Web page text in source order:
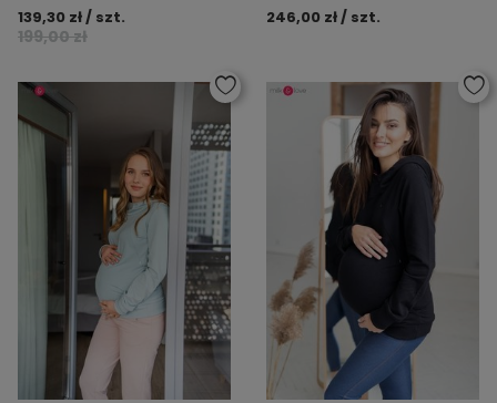
199,00 zł
139,30 zł / szt. 246,00 zł / szt.